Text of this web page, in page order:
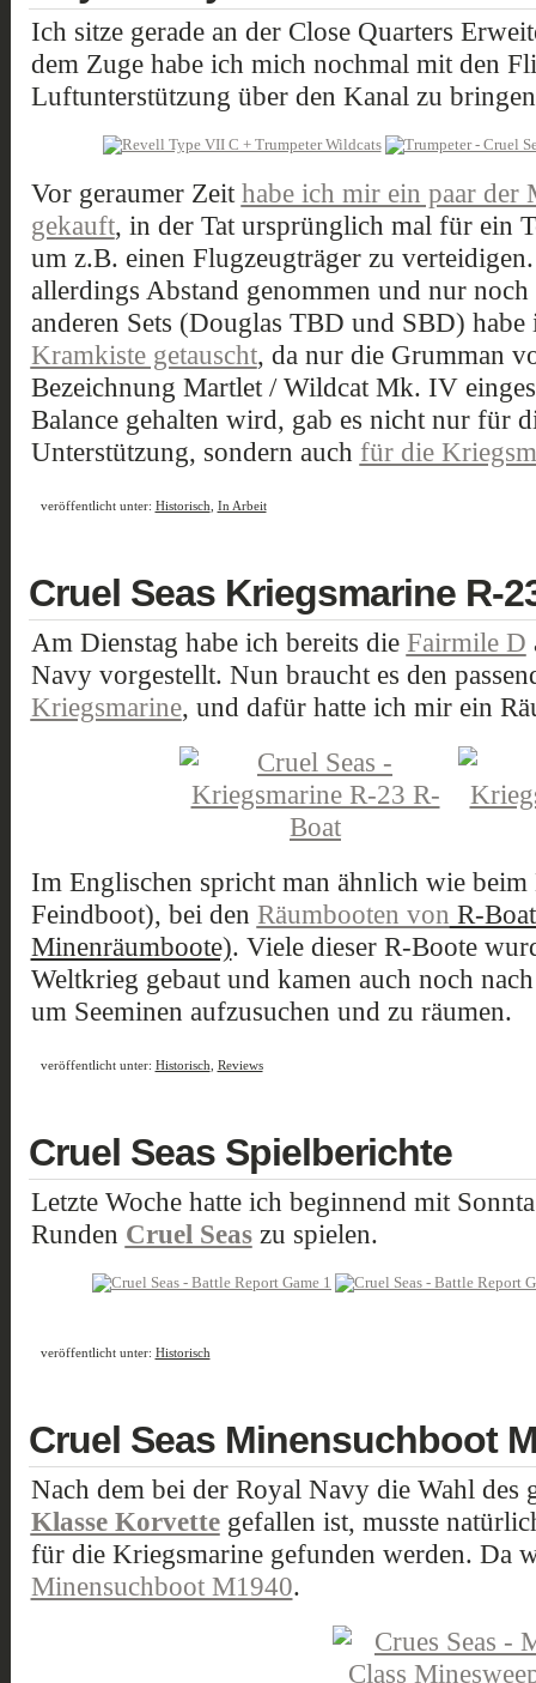
Ich sitze gerade an der Close Quarters
dem Zuge habe ich mich nochmal mit den
Luftunterstützung über den Kanal zu
Vor geraumer Zeit habe ich mir ein paar der
gekauft, in der Tat ursprünglich mal für ein
um z.B. einen Flugzeugträger zu
allerdings Abstand genommen und nur
anderen Sets (Douglas TBD und SBD)
Kramkiste getauscht, da nur die Grumman
Bezeichnung Martlet / Wildcat Mk. IV
Balance gehalten wird, gab es nicht nur für
Unterstützung, sondern auch für die
veröffentlicht unter: Historisch In Arbeit
Cruel Seas Kriegsmarine R-
Am Dienstag habe ich bereits die Fairmile D
Navy vorgestellt. Nun braucht es den
Kriegsmarine, und dafür hatte ich mir ein
Im Englischen spricht man ähnlich wie
Feindboot), bei den Räumbooten von R-
Minenräumboote). Viele dieser R-Boote
Weltkrieg gebaut und kamen auch noch
um Seeminen aufzusuchen und zu räumen.
veröffentlicht unter: Historisch Reviews
Cruel Seas Spielberichte
Letzte Woche hatte ich beginnend mit
Runden Cruel Seas zu spielen.
veröffentlicht unter: Historisch
Cruel Seas Minensuchboot
Nach dem bei der Royal Navy die Wahl
Klasse Korvettegefallen ist, musste
für die Kriegsmarine gefunden werden. Da
Minensuchboot M1940.